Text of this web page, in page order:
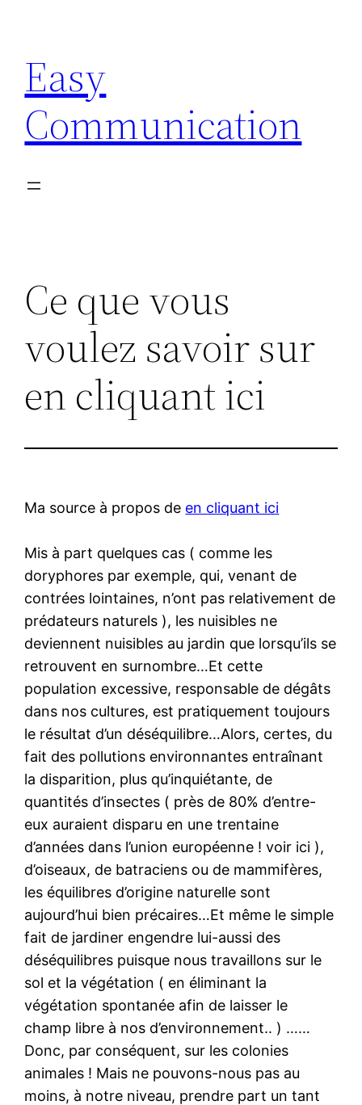
contenu
Easy
Communication
Ce que vous
voulez savoir sur
en cliquant ici
Ma source à propos de en cliquant ici
Mis à part quelques cas ( comme les
doryphores par exemple, qui, venant de
contrées lointaines, n’ont pas relativement de
prédateurs naturels ), les nuisibles ne
deviennent nuisibles au jardin que lorsqu’ils se
retrouvent en surnombre…Et cette
population excessive, responsable de dégâts
dans nos cultures, est pratiquement toujours
le résultat d’un déséquilibre…Alors, certes, du
fait des pollutions environnantes entraînant
la disparition, plus qu’inquiétante, de
quantités d’insectes ( près de 80% d’entre-
eux auraient disparu en une trentaine
d’années dans l’union européenne ! voir ici ),
d’oiseaux, de batraciens ou de mammifères,
les équilibres d’origine naturelle sont
aujourd’hui bien précaires…Et même le simple
fait de jardiner engendre lui-aussi des
déséquilibres puisque nous travaillons sur le
sol et la végétation ( en éliminant la
végétation spontanée afin de laisser le
champ libre à nos d’environnement.. ) ……
Donc, par conséquent, sur les colonies
animales ! Mais ne pouvons-nous pas au
moins, à notre niveau, prendre part un tant